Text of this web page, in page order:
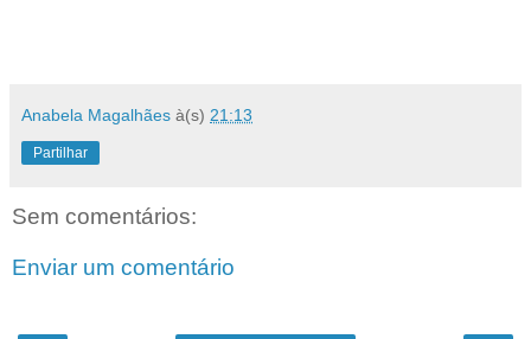
Anabela Magalhães à(s) 21:13
Partilhar
Sem comentários:
Enviar um comentário